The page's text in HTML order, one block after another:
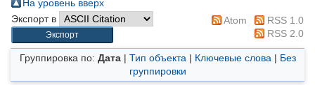
На уровень вверх
Экспорт в
Atom
RSS 1.0
RSS 2.0
Группировка по: Дата| Тип объекта | Ключевые слова | Без
группировки